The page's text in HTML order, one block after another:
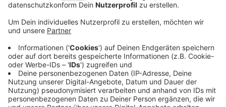
Eine Weihnachtsstadt aus alten Tetrapaks, eine
Jeans oder ein selbstgemachte Gewürzsammlung aus
alten Flaschen – das sind zum Beispiel Ideen, die
schon auf der Website des Wettbewerbs zu sehen
sind. Die Stadt Bad Honnef sucht vor allem solche
Ideen, die einfach und simpel von jedem zu Hause